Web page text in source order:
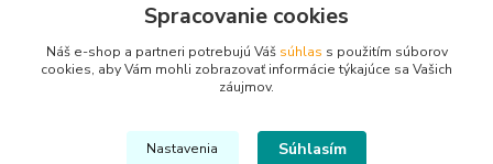
info@elmimed.skSpracovanie cookies
Náš e-shop a partneri potrebujú Váš súhlas s použitím súborov
cookies, aby Vám mohli zobrazovať informácie týkajúce sa Vašich
záujmov.
Nastavenia Súhlasím